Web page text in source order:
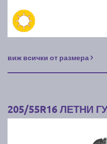
виж всички от размера
205/55R16 ЛЕТНИ